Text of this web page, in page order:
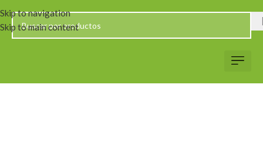
Skip to navigation
Skip to main content